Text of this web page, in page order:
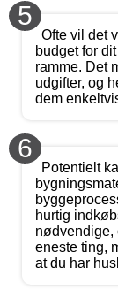
5
Ofte vil det
budget for
ramme. Det
udgifter, og
dem
6
Potentielt
hurtig
nødvendige,
eneste ting,
at du har